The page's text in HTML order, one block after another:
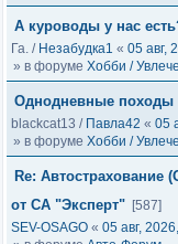
А куроводы у нас
Га. / Незабудка1 « 05 авг,
» в форуме Хобби /
Однодневные
blackcat13 / Павла42 « 05
» в форуме Хобби /
Re: Автострахование
от СА "Эксперт" [587]
SEV-OSAGO « 05 авг,